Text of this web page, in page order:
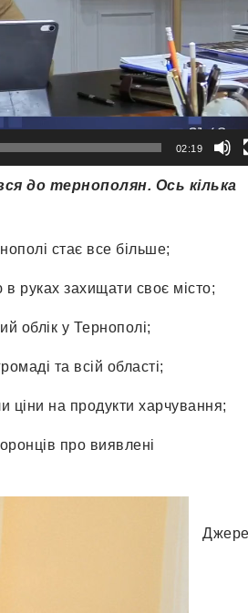
02:19
до тернополян. Ось кілька
стає все більше;
руках захищати своє місто;
облік у Тернополі;
та всій області;
ціни на продукти харчування;
про виявлені